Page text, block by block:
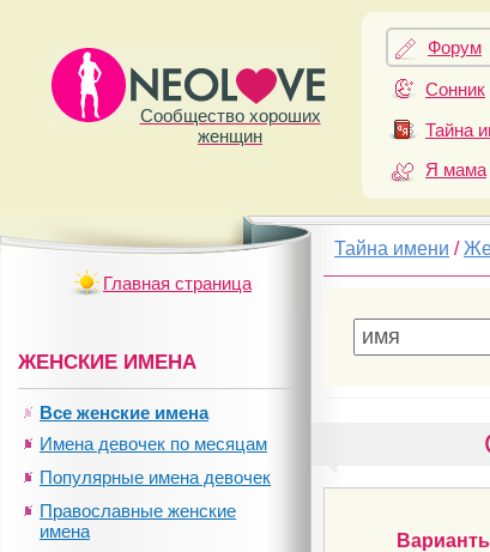
Сообщество хороших
женщин
Форум
Сонник
Тайна
Я мама
Тайна имени /
Главная страница
ЖЕНСКИЕ ИМЕНА
Все женские имена
Имена девочек по месяцам
Популярные имена девочек
Православные женские
имена